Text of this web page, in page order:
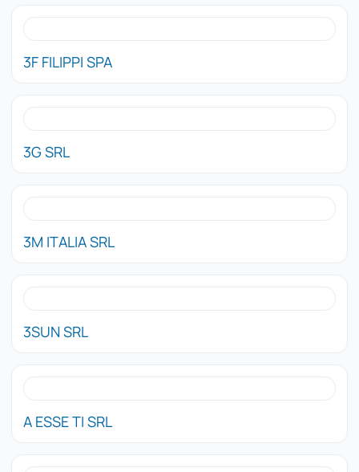
3F FILIPPI SPA
3G SRL
3M ITALIA SRL
3SUN SRL
A ESSE TI SRL